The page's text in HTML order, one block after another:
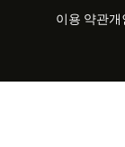
실시간 채팅
지속 가능성 보고
2026 CX 트렌드
고객 서비스 소
이용 약관개